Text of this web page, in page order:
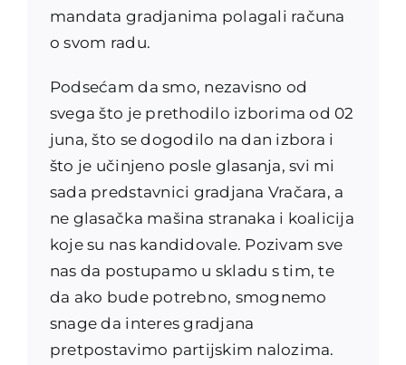
mandata gradjanima polagali računa
o svom radu.
Podsećam da smo, nezavisno od
svega što je prethodilo izborima od 02
juna, što se dogodilo na dan izbora i
što je učinjeno posle glasanja, svi mi
sada predstavnici gradjana Vračara, a
ne glasačka mašina stranaka i koalicija
koje su nas kandidovale. Pozivam sve
nas da postupamo u skladu s tim, te
da ako bude potrebno, smognemo
snage da interes gradjana
pretpostavimo partijskim nalozima.